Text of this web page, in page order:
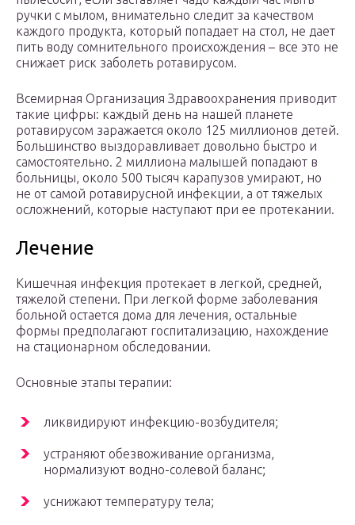
ручки с мылом, внимательно следит за качеством
каждого продукта, который попадает на стол, не дает
пить воду сомнительного происхождения – все это не
снижает риск заболеть ротавирусом.
Всемирная Организация Здравоохранения приводит
такие цифры: каждый день на нашей планете
ротавирусом заражается около 125 миллионов детей.
Большинство выздоравливает довольно быстро и
самостоятельно. 2 миллиона малышей попадают в
больницы, около 500 тысяч карапузов умирают, но
не от самой ротавирусной инфекции, а от тяжелых
осложнений, которые наступают при ее протекании.
Лечение
Кишечная инфекция протекает в легкой, средней,
тяжелой степени. При легкой форме заболевания
больной остается дома для лечения, остальные
формы предполагают госпитализацию, нахождение
на стационарном обследовании.
Основные этапы терапии:
ликвидируют инфекцию-возбудителя;
устраняют обезвоживание организма,
нормализуют водно-солевой баланс;
уснижают температуру тела;